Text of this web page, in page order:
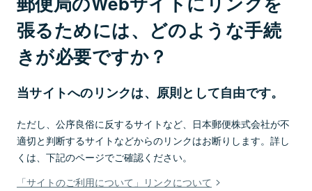
張るためには、どのような手続
きが必要ですか？
当サイトへのリンクは、原則として自由です。
ただし、公序良俗に反するサイトなど、日本郵便株式会社が不
適切と判断するサイトなどからのリンクはお断りします。詳し
くは、下記のページでご確認ください。
「サイトのご利用について」リンクについて